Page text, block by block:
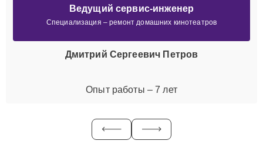
Ведущий сервис-инженер
Специализация – ремонт домашних кинотеатров
Дмитрий Сергеевич Петров
Опыт работы – 7 лет